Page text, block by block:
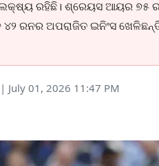
ରହିଛି। ଶ୍ରେୟସ ଆୟର ୭୫
୪୨ ରନର ଅପରାଜିତ ଇନିଂସ
July 01, 2026 11:47 PM